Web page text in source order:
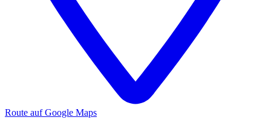
Route auf Google Maps